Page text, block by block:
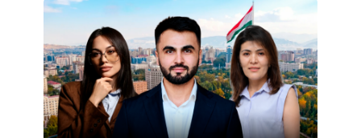
ВНЕШНЕГО
ВИДА
НОВОГО
УСТРОЙСТВА
ОТ
OPENAI